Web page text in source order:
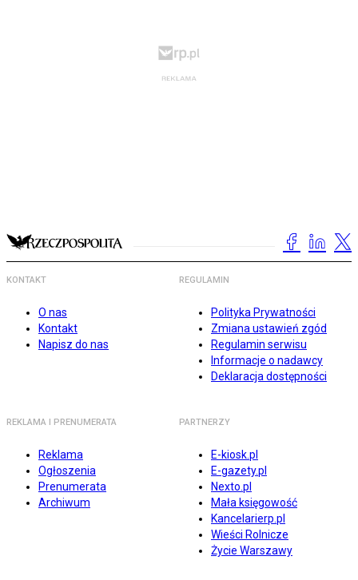
KONTAKT
O nas
Kontakt
Napisz do nas
REGULAMIN
Polityka Prywatności
Zmiana ustawień zgód
Regulamin serwisu
Informacje o nadawcy
Deklaracja dostępności
REKLAMA I PRENUMERATA
Reklama
Ogłoszenia
Prenumerata
Archiwum
PARTNERZY
E-kiosk.pl
E-gazety.pl
Nexto.pl
Mała księgowość
Kancelarierp.pl
Wieści Rolnicze
Życie Warszawy